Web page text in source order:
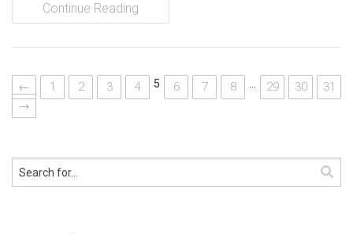
Continue Reading
← 1 2 3 4 5 6 7 8 … 29 30
31
→